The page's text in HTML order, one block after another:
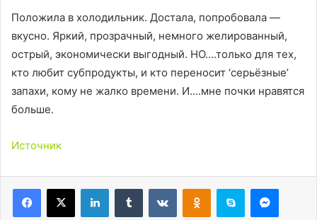
Положила в холодильник. Достала, попробовала —
вкусно. Яркий, прозрачный, немного желированный,
острый, экономически выгодный. НО….только для тех,
кто любит субпродукты, и кто переносит ‘серьёзные’
запахи, кому не жалко времени. И….мне почки нравятся
больше.
Источник
LinkedInTumblr ВконтактеОдноклассники
Skype